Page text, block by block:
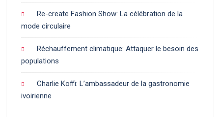
Re-create Fashion Show: La célébration de la
mode circulaire
Réchauffement climatique: Attaquer le besoin des
populations
Charlie Koffi: L’ambassadeur de la gastronomie
ivoirienne